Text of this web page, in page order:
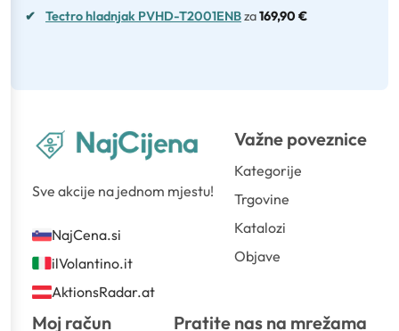
✔ Tectro hladnjak PVHD-T2001ENBza169,90 €
Sve akcije na jednom mjestu!
NajCena.si
ilVolantino.it
AktionsRadar.at
Važne poveznice
Kategorije
Trgovine
Katalozi
Objave
Moj račun Pratite nas na mrežama